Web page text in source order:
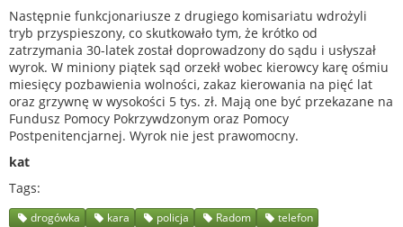
Następnie funkcjonariusze z drugiego komisariatu wdrożyli
tryb przyspieszony, co skutkowało tym, że krótko od
zatrzymania 30-latek został doprowadzony do sądu i usłyszał
wyrok. W miniony piątek sąd orzekł wobec kierowcy karę ośmiu
miesięcy pozbawienia wolności, zakaz kierowania na pięć lat
oraz grzywnę w wysokości 5 tys. zł. Mają one być przekazane na
Fundusz Pomocy Pokrzywdzonym oraz Pomocy
Postpenitencjarnej. Wyrok nie jest prawomocny.
kat
Tags
drogówka kara policja Radom
telefon